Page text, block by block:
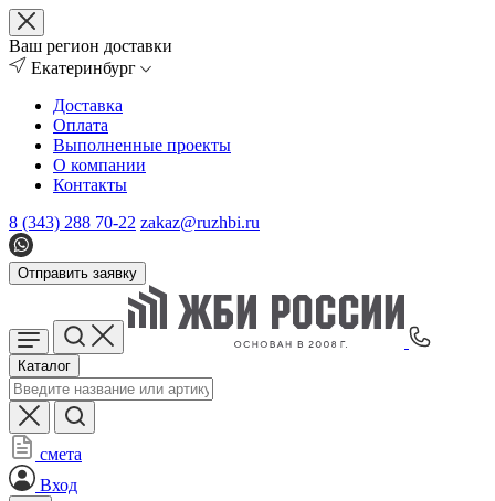
Ваш регион доставки
Екатеринбург
Доставка
Оплата
Выполненные проекты
О компании
Контакты
8 (343) 288 70-22 zakaz@ruzhbi.ru
Отправить заявку
Каталог
смета
Вход